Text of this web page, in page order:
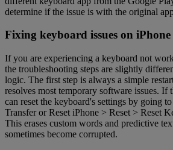
determine if the issue is with the original
Fixing keyboard issues on iPhone
If you are experiencing a keyboard not
the troubleshooting steps are slightly
logic. The first step is always a simple
resolves most temporary software issues. If
can reset the keyboard's settings by going
Transfer or Reset iPhone > Reset > Reset
This erases custom words and predictive
sometimes become corrupted.